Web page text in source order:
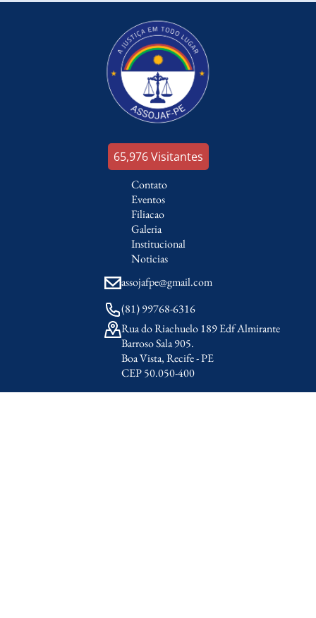
65,976Visitantes
Contato
Eventos
Filiacao
Galeria
Institucional
Noticias
assojafpe@gmail.com
(81) 99768-6316
Rua do Riachuelo 189 Edf Almirante
Barroso Sala 905.
Boa Vista, Recife - PE
CEP 50.050-400